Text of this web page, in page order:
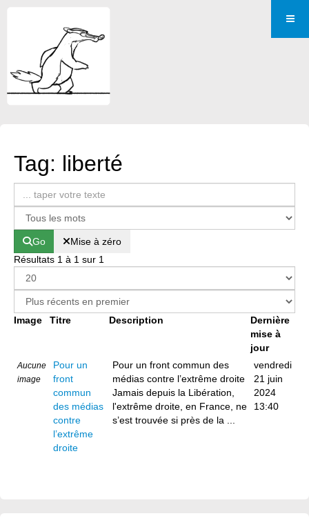
Tag: liberté
Go
Mise à zéro
Résultats 1 à 1 sur 1
Image Titre Description
Dernière
mise à
jour
Aucune
image
Pour un
front
commun
des médias
contre
l’extrême
droite
Pour un front commun des
médias contre l’extrême droite
Jamais depuis la Libération,
l'extrême droite, en France, ne
s’est trouvée si près de la ...
vendredi
21 juin
2024
13:40